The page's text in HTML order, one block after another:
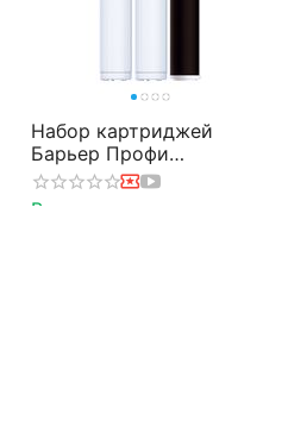
Набор картриджей
Барьер Профи
Жесткость х2
В наличии